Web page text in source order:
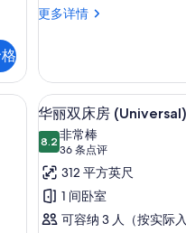
所
片
更多详情
尊
房
更
多
息
电脑工作区、隔音
显
示
华
丽
双
床
7
华丽双床房 (Universal)
8.28.2 分，满分 10 分
非常棒
36 条点评
(36
条
点
评)
312 平方英尺
1 间卧室
可容纳 3 人（按实际